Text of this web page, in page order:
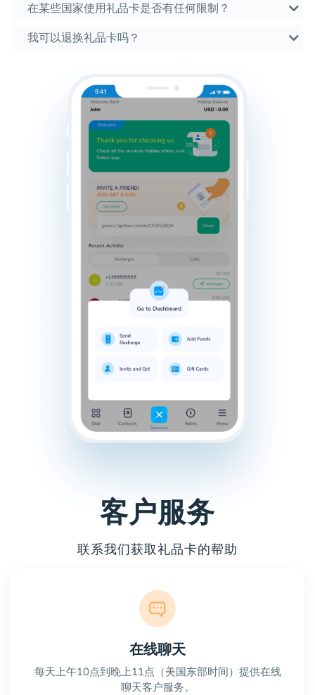
在某些国家使用礼品卡是否有任何限制？
我可以退换礼品卡吗？
客户服务
联系我们获取礼品卡的帮助
在线聊天
每天上午10点到晚上11点（美国东部时间）提供在线
聊天客户服务。